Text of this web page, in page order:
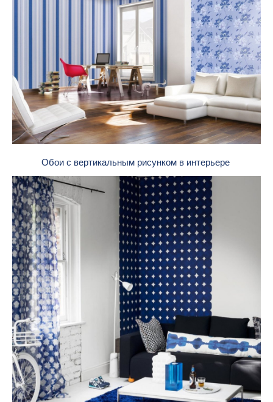
Обои с вертикальным рисунком в интерьере